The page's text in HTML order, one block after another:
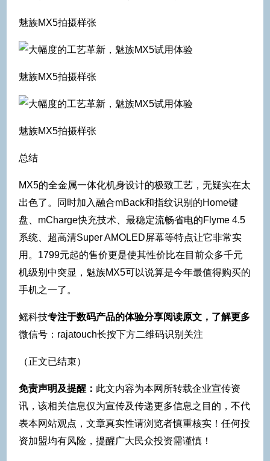
魅族MX5拍摄样张
魅族MX5拍摄样张
魅族MX5拍摄样张
总结
MX5的全金属一体化机身设计的极致工艺，无疑实在太
出色了。同时加入融合mBack和指纹识别的Home键
盘、mCharge快充技术、最稳定流畅省电的Flyme 4.5
系统、超高清Super AMOLED屏幕等特点让它非常实
用。1799元起的售价更是使其性价比在目前众多千元
机级别中突显，魅族MX5可以说算是今年最值得购买的
手机之一了。
鳐科技专注于数码产品的体验分享阅读原文，了解更多
微信号：rajatouch长按下方二维码识别关注
（正文已结束）
免责声明及提醒： 此文内容为本网所转载企业宣传资
讯，该相关信息仅为宣传及传递更多信息之目的，不代
表本网站观点，文章真实性请浏览者慎重核实！任何投
资加盟均有风险，提醒广大民众投资需谨慎！